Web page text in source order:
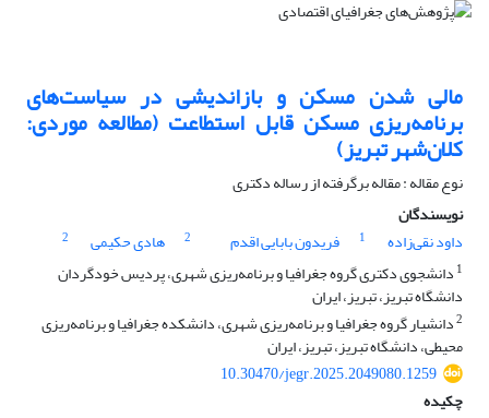
مالی شدن مسکن و بازاندیشی در سیاست‌های
برنامه‌ریزی مسکن قابل استطاعت (مطالعه موردی:
کلان‌شهر تبریز)
نوع مقاله : مقاله برگرفته از رساله دکتری
نویسندگان
داود نقی‌زاده
1 فریدون بابایی اقدم 2 هادی حکیمی
2
1 دانشجوی دکتری گروه جغرافیا و برنامه‌ریزی شهری، پردیس خودگردان
دانشگاه تبریز، تبریز، ایران
2دانشیار گروه جغرافیا و برنامه‌ریزی شهری، دانشکده جغرافیا و برنامه‌ریزی
محیطی، دانشگاه تبریز، تبریز، ایران
10.30470/jegr.2025.2049080.1259
چکیده